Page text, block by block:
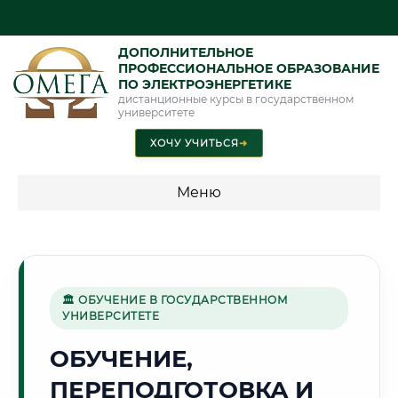
ДОПОЛНИТЕЛЬНОЕ
ПРОФЕССИОНАЛЬНОЕ ОБРАЗОВАНИЕ
ПО ЭЛЕКТРОЭНЕРГЕТИКЕ
дистанционные курсы в государственном
университете
ХОЧУ УЧИТЬСЯ➜
Меню
⚓
Г. НОВОРОССИЙСК
🏛 ОБУЧЕНИЕ В ГОСУДАРСТВЕННОМ
УНИВЕРСИТЕТЕ
ОБУЧЕНИЕ,
ПЕРЕПОДГОТОВКА И